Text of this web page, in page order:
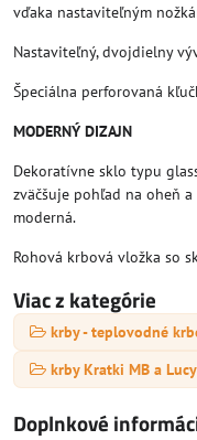
vďaka nastaviteľným
Nastaviteľný, dvojdielny
Špeciálna perforovaná
MODERNÝ DIZAJN
Dekoratívne sklo typu
zväčšuje pohľad na oheň
moderná.
Rohová krbová vložka so
Viac z kategórie
krby - teplovodné
krby Kratki MB a Lucy
Doplnkové